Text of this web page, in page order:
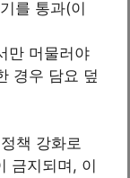
를 통과(이
만 머물러야
경우 담요 덮
책 강화로
금지되며, 이